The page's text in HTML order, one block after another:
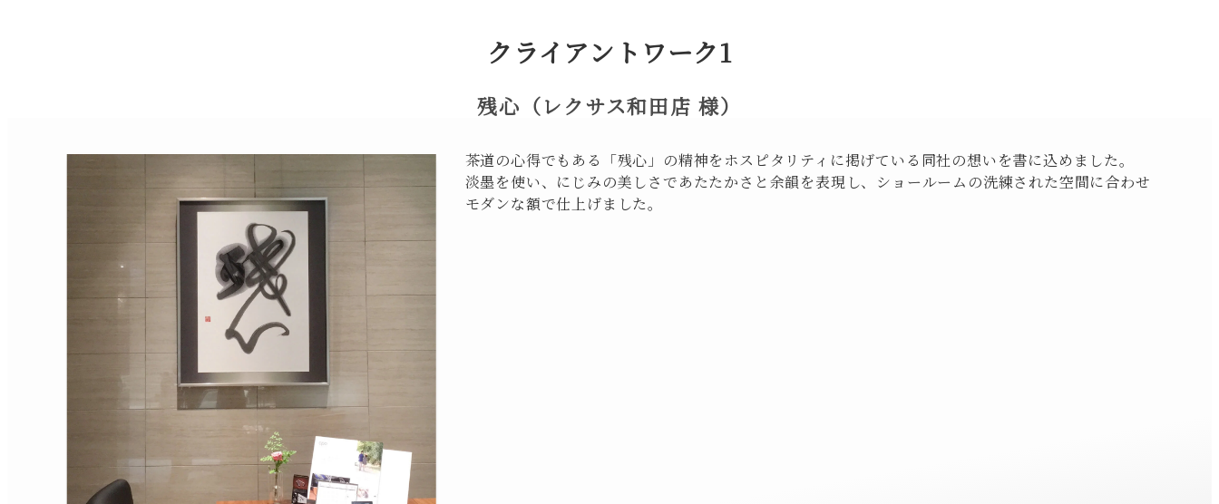
クライアントワーク1
残心（レクサス和田店 様）
茶道の心得でもある「残心」の精神をホスピタリティに掲げている同社の想いを書に込めました。
淡墨を使い、にじみの美しさであたたかさと余韻を表現し、ショールームの洗練された空間に合わせ
モダンな額で仕上げました。